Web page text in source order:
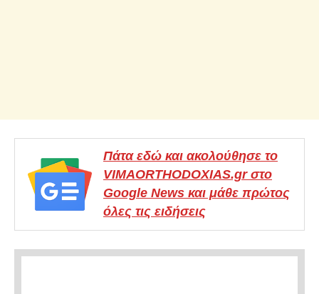
Πάτα εδώ και ακολούθησε το
VIMAORTHODOXIAS.gr στο
Google News και μάθε πρώτος
όλες τις ειδήσεις